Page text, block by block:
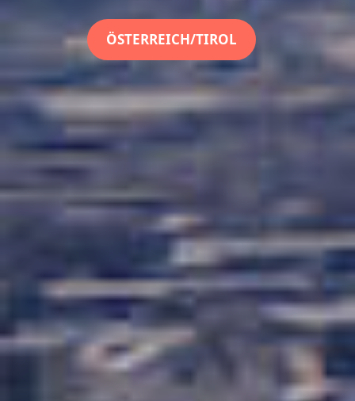
ÖSTERREICH/TIROL